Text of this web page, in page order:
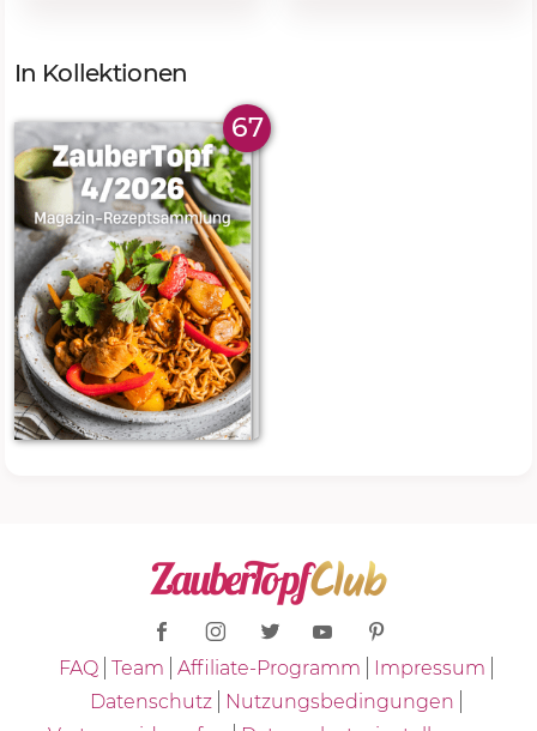
In Kollektionen
67
FAQ Team Affiliate-Programm
Impressum
Datenschutz
Nutzungsbedingungen